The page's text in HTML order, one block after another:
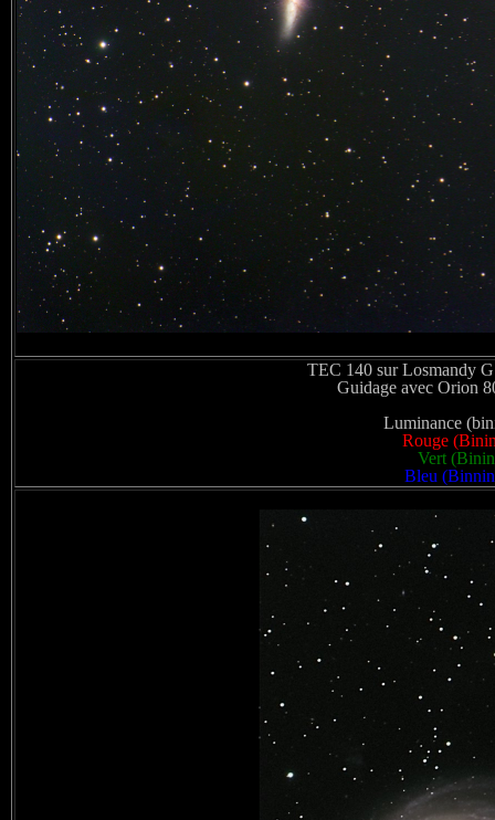
TEC 140 sur Losmandy
Guidage avec Orion
Luminance
Rouge
Vert
Bleu